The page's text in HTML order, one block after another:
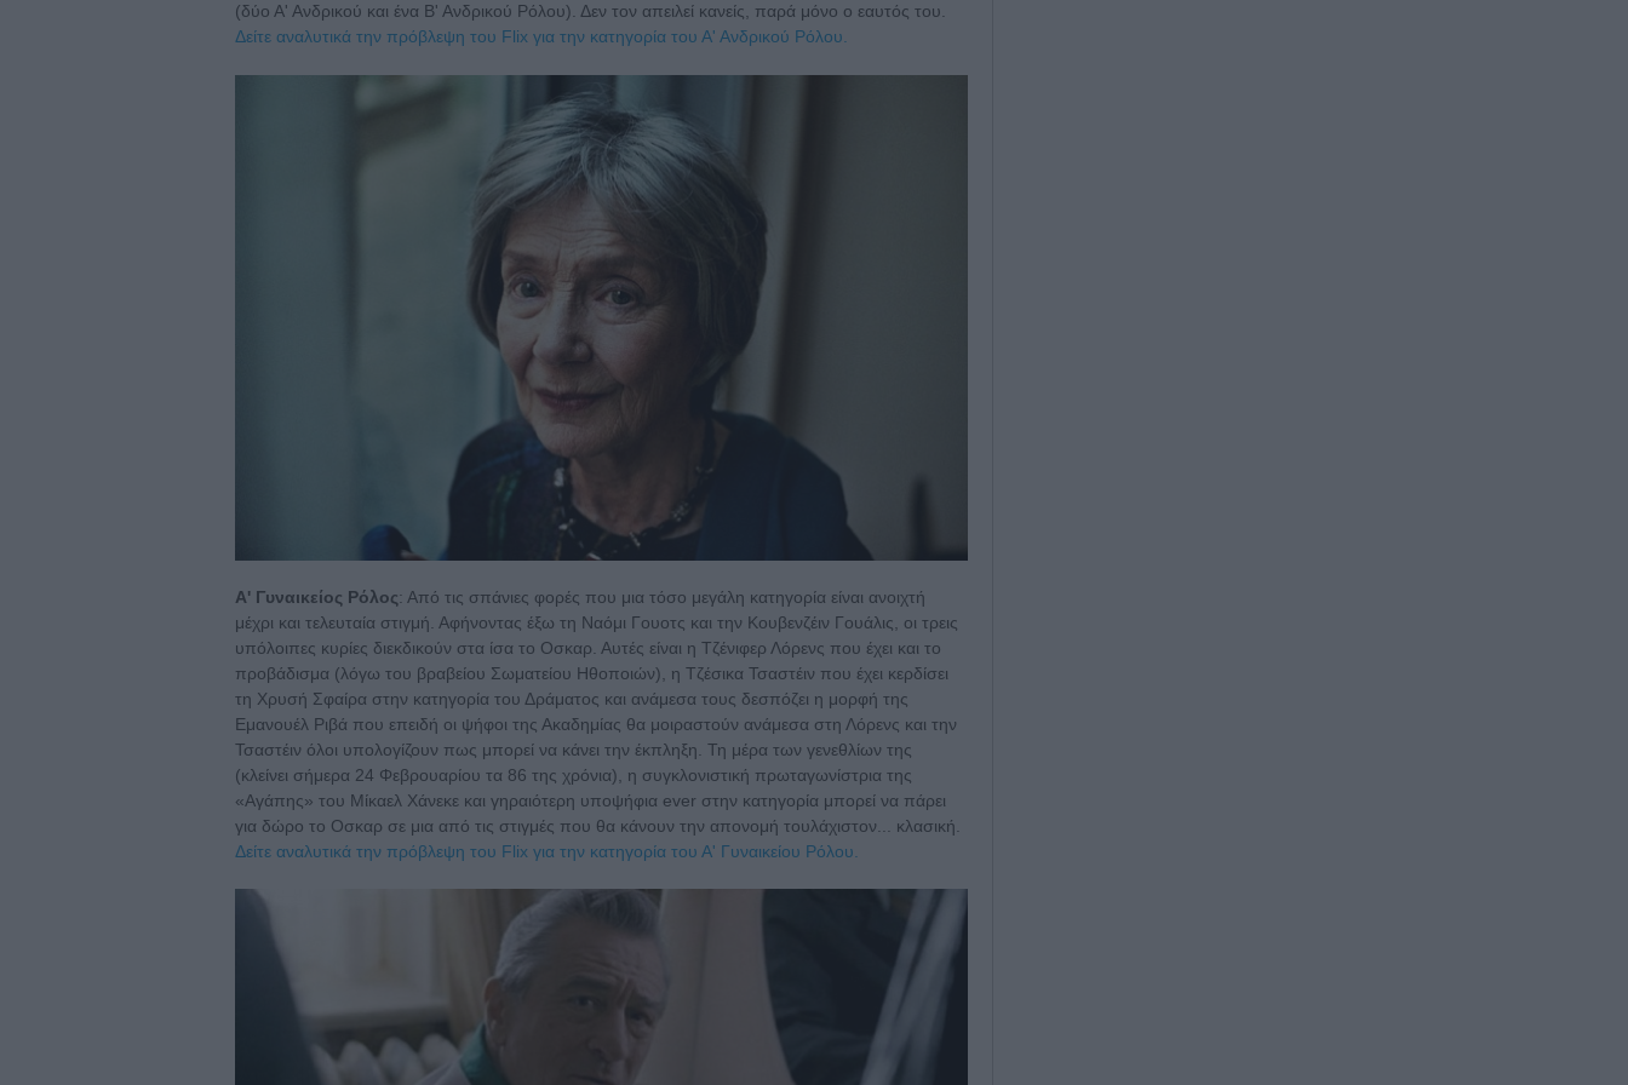
(δύο Α' Ανδρικού και ένα Β' Ανδρικού Ρόλου). Δεν τον απειλεί κανείς, παρά μόνο ο εαυτός του.
Δείτε αναλυτικά την πρόβλεψη του Flix για την κατηγορία του Α' Ανδρικού Ρόλου.
A' Γυναικείος Ρόλος: Από τις σπάνιες φορές που μια τόσο μεγάλη κατηγορία είναι ανοιχτή
μέχρι και τελευταία στιγμή. Αφήνοντας έξω τη Ναόμι Γουοτς και την Κουβενζέιν Γουάλις, οι τρεις
υπόλοιπες κυρίες διεκδικούν στα ίσα το Οσκαρ. Αυτές είναι η Τζένιφερ Λόρενς που έχει και το
προβάδισμα (λόγω του βραβείου Σωματείου Ηθοποιών), η Τζέσικα Τσαστέιν που έχει κερδίσει
τη Χρυσή Σφαίρα στην κατηγορία του Δράματος και ανάμεσα τους δεσπόζει η μορφή της
Εμανουέλ Ριβά που επειδή οι ψήφοι της Ακαδημίας θα μοιραστούν ανάμεσα στη Λόρενς και την
Τσαστέιν όλοι υπολογίζουν πως μπορεί να κάνει την έκπληξη. Τη μέρα των γενεθλίων της
(κλείνει σήμερα 24 Φεβρουαρίου τα 86 της χρόνια), η συγκλονιστική πρωταγωνίστρια της
«Αγάπης» του Μίκαελ Χάνεκε και γηραιότερη υποψήφια ever στην κατηγορία μπορεί να πάρει
για δώρο το Οσκαρ σε μια από τις στιγμές που θα κάνουν την απονομή τουλάχιστον... κλασική.
Δείτε αναλυτικά την πρόβλεψη του Flix για την κατηγορία του Α' Γυναικείου Ρόλου.